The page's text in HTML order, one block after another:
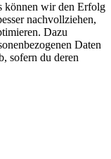
können wir den Erfolg
nachvollziehen,
Dazu
Daten
sofern du deren